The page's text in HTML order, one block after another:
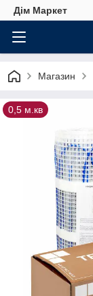
Дім Маркет
Магазин
0,5 м.кв